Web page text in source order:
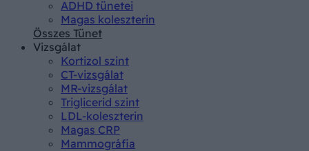
ADHD tünetei
Magas koleszterin
Összes Tünet
Vizsgálat
Kortizol szint
CT-vizsgálat
MR-vizsgálat
Triglicerid szint
LDL-koleszterin
Magas CRP
Mammográfia